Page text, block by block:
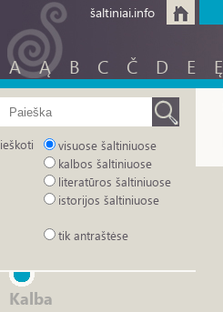
šaltiniai.info
A Ą B C Č D E Ę
ieškoti
visuose šaltiniuose
kalbos šaltiniuose
literatūros šaltiniuose
istorijos šaltiniuose
tik antraštėse
Kalba